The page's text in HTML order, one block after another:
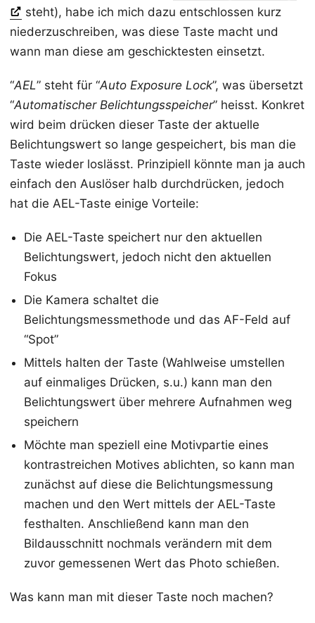
steht), habe ich mich dazu entschlossen kurz
niederzuschreiben, was diese Taste macht und
wann man diese am geschicktesten einsetzt.
“AEL” steht für “Auto Exposure Lock”, was übersetzt
“Automatischer Belichtungsspeicher” heisst. Konkret
wird beim drücken dieser Taste der aktuelle
Belichtungswert so lange gespeichert, bis man die
Taste wieder loslässt. Prinzipiell könnte man ja auch
einfach den Auslöser halb durchdrücken, jedoch
hat die AEL-Taste einige Vorteile:
Die AEL-Taste speichert nur den aktuellen
Belichtungswert, jedoch nicht den aktuellen
Fokus
Die Kamera schaltet die
Belichtungsmessmethode und das AF-Feld auf
“Spot”
Mittels halten der Taste (Wahlweise umstellen
auf einmaliges Drücken, s.u.) kann man den
Belichtungswert über mehrere Aufnahmen weg
speichern
Möchte man speziell eine Motivpartie eines
kontrastreichen Motives ablichten, so kann man
zunächst auf diese die Belichtungsmessung
machen und den Wert mittels der AEL-Taste
festhalten. Anschließend kann man den
Bildausschnitt nochmals verändern mit dem
zuvor gemessenen Wert das Photo schießen.
Was kann man mit dieser Taste noch machen?